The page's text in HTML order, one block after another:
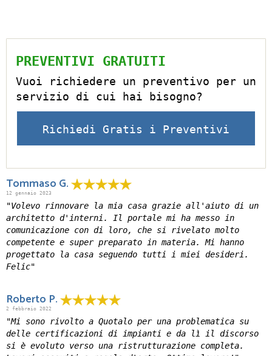
PREVENTIVI GRATUITI
Vuoi richiedere un preventivo per un
servizio di cui hai bisogno?
Richiedi Gratis i Preventivi
Tommaso G.
12 gennaio 2023
"Volevo rinnovare la mia casa grazie all'aiuto di un
architetto d'interni. Il portale mi ha messo in
comunicazione con di loro, che si rivelato molto
competente e super preparato in materia. Mi hanno
progettato la casa seguendo tutti i miei desideri.
Felic"
Roberto P.
2 febbraio 2022
"Mi sono rivolto a Quotalo per una problematica su
delle certificazioni di impianti e da lì il discorso
si è evoluto verso una ristrutturazione completa.